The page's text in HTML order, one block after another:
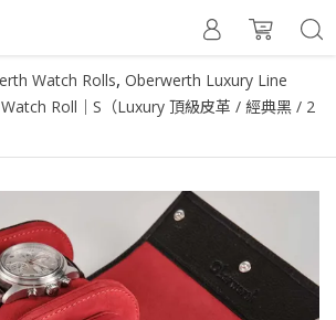
Watch Rolls, Oberwerth Luxury Line
Watch Roll｜S（Luxury 頂級皮革 / 經典黑 / 2